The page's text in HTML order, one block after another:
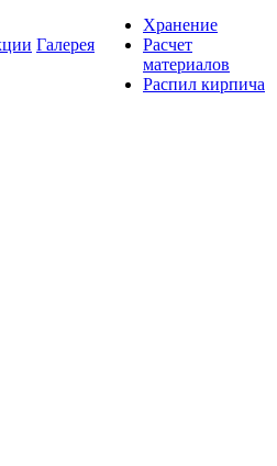
Галерея
Хранение
Расчет
материалов
Распил кирпича